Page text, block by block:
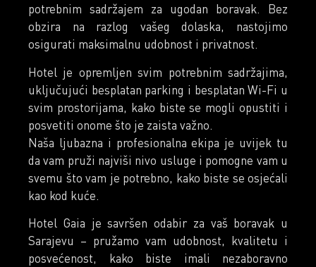
potrebnim sadržajem za ugodan boravak. Bez
obzira na razlog vašeg dolaska, nastojimo
osigurati maksimalnu udobnost i privatnost.
Hotel je opremljen svim potrebnim sadržajima,
uključujući besplatan parking i besplatan Wi-Fi u
svim prostorijama, kako biste se mogli opustiti i
posvetiti onome što je zaista važno.
Naša ljubazna i profesionalna ekipa je uvijek tu
da vam pruži najviši nivo usluge i pomogne vam u
svemu što vam je potrebno, kako biste se osjećali
kao kod kuće.
Hotel Gaia je savršen odabir za vaš boravak u
Sarajevu – pružamo vam udobnost, kvalitetu i
posvećenost, kako biste imali nezaboravno